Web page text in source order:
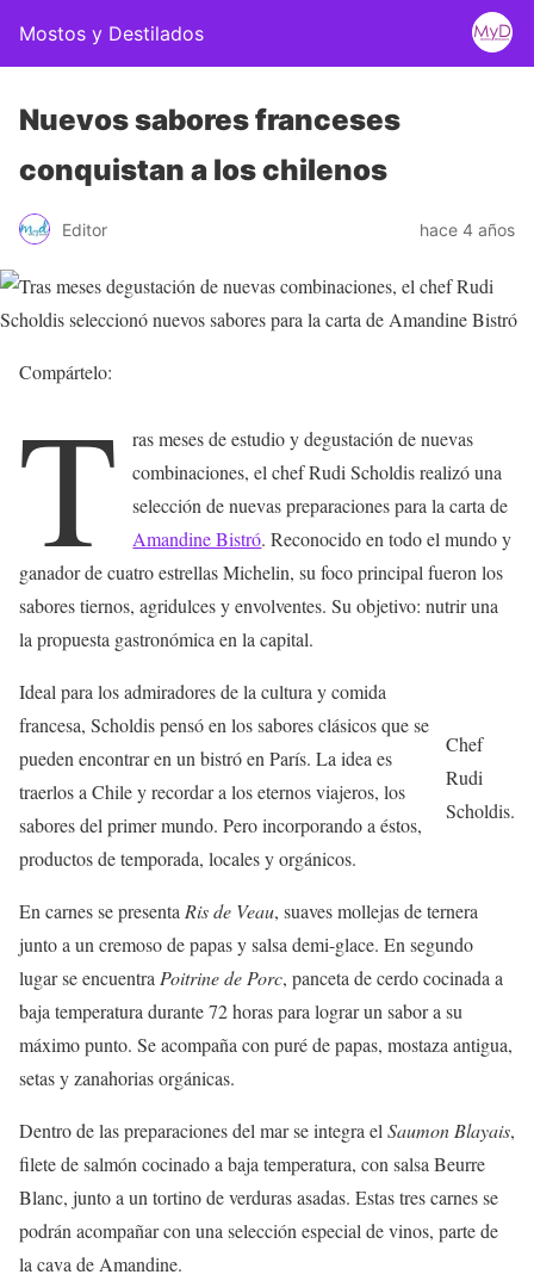
Mostos y Destilados
Nuevos sabores franceses
conquistan a los chilenos
Editor hace 4 años
Compártelo:
T
ras meses de estudio y degustación de nuevas
combinaciones, el chef Rudi Scholdis realizó una
selección de nuevas preparaciones para la carta de
Amandine Bistró. Reconocido en todo el mundo y
ganador de cuatro estrellas Michelin, su foco principal fueron los
sabores tiernos, agridulces y envolventes. Su objetivo: nutrir una
la propuesta gastronómica en la capital.
Chef
Rudi
Scholdis.
Ideal para los admiradores de la cultura y comida
francesa, Scholdis pensó en los sabores clásicos que se
pueden encontrar en un bistró en París. La idea es
traerlos a Chile y recordar a los eternos viajeros, los
sabores del primer mundo. Pero incorporando a éstos,
productos de temporada, locales y orgánicos.
En carnes se presenta Ris de Veau, suaves mollejas de ternera
junto a un cremoso de papas y salsa demi-glace. En segundo
lugar se encuentra Poitrine de Porc, panceta de cerdo cocinada a
baja temperatura durante 72 horas para lograr un sabor a su
máximo punto. Se acompaña con puré de papas, mostaza antigua,
setas y zanahorias orgánicas.
Dentro de las preparaciones del mar se integra el Saumon Blayais,
filete de salmón cocinado a baja temperatura, con salsa Beurre
Blanc, junto a un tortino de verduras asadas. Estas tres carnes se
podrán acompañar con una selección especial de vinos, parte de
la cava de Amandine.